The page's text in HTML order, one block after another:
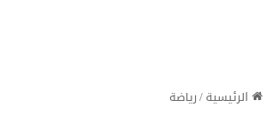
الرئيسية/رياضة